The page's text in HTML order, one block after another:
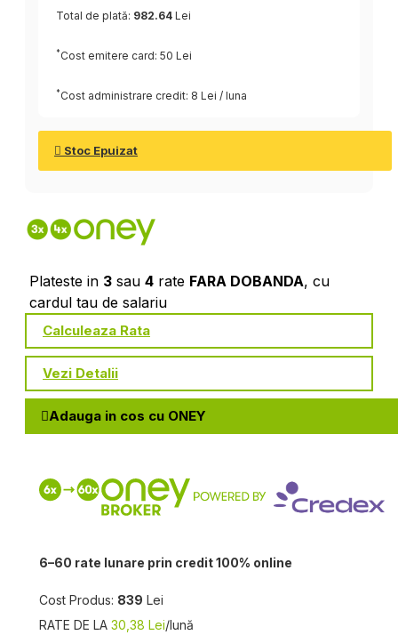
Total de plată: 982.64 Lei
* Cost emitere card: 50 Lei
* Cost administrare credit: 8 Lei / luna
Stoc Epuizat
Plateste in 3 sau 4 rate FARA DOBANDA, cu
cardul tau de salariu
Calculeaza Rata
Vezi Detalii
Adauga in cos cu ONEY
6–60 rate lunare prin credit 100% online
Cost Produs: 839 Lei
RATE DE LA 30,38 Lei/lună